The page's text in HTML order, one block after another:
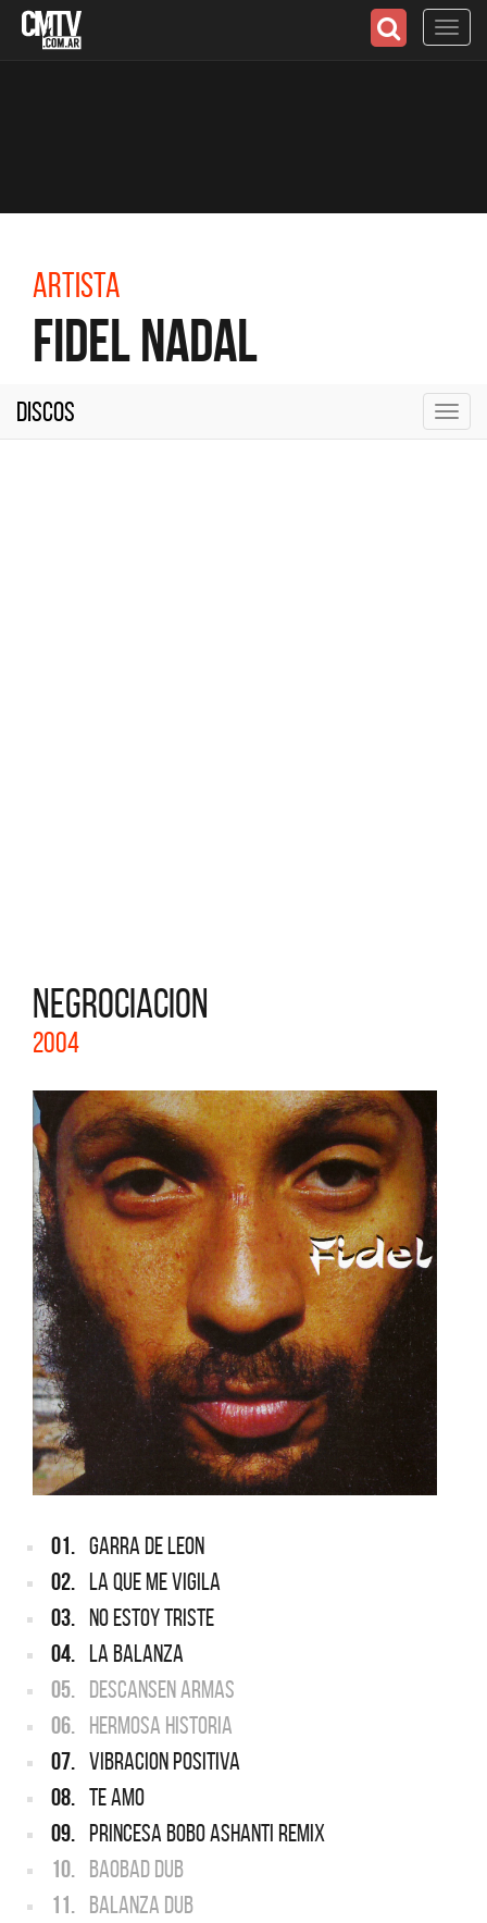
Artista
Fidel Nadal
Discos
NEGROCIACION
2004
01. GARRA DE LEON
02. LA QUE ME VIGILA
03. NO ESTOY TRISTE
04. LA BALANZA
05. DESCANSEN ARMAS
06. HERMOSA HISTORIA
07. VIBRACION POSITIVA
08. TE AMO
09. PRINCESA BOBO ASHANTI REMIX
10. BAOBAD DUB
11. BALANZA DUB